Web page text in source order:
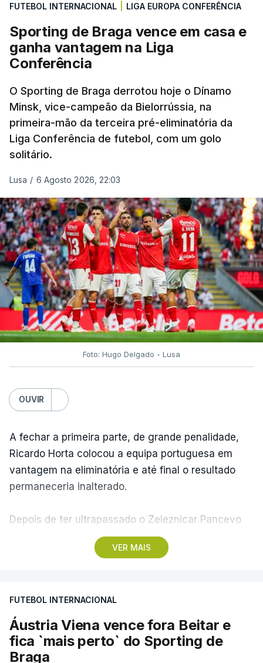
FUTEBOL INTERNACIONAL LIGA EUROPA CONFERÊNCIA
Sporting de Braga vence em casa e
ganha vantagem na Liga
Conferência
O Sporting de Braga derrotou hoje o Dínamo
Minsk, vice-campeão da Bielorrússia, na
primeira-mão da terceira pré-eliminatória da
Liga Conferência de futebol, com um golo
solitário.
Lusa / 6 Agosto 2026, 22:03
Foto: Hugo Delgado - Lusa
OUVIR
VER MAIS
A fechar a primeira parte, de grande penalidade,
Ricardo Horta colocou a equipa portuguesa em
vantagem na eliminatória e até final o resultado
permaneceria inalterado.
Depois de ter ultrapassado o Zeleznicar Pancevo
na segunda pré-eliminatória de acesso à fase de
liga da Liga Conferência, caso elimine Dínamo de
ao facto de a Bielorrússia ser aliada da Rússia - o
Sporting de Braga irá defrontar no play-off o
vencedor da eliminatória entre Beitar e Áustria
Viena.
FUTEBOL INTERNACIONAL
Áustria Viena vence fora Beitar e
fica `mais perto` do Sporting de
Braga